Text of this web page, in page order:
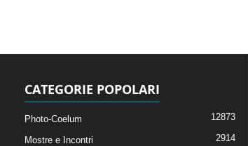
CATEGORIE POPOLARI
Photo-Coelum 12873
Mostre e Incontri 2914